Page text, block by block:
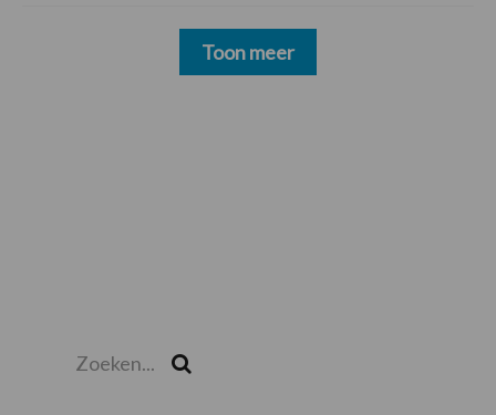
Toon meer